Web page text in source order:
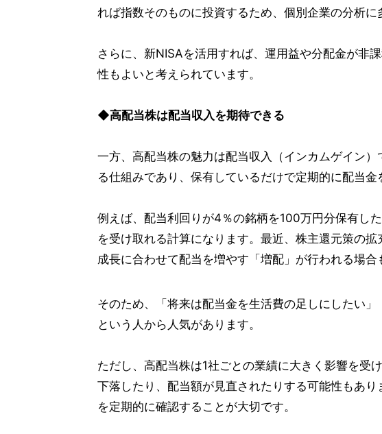
れば指数そのものに投資するため、個別企業の分析に
さらに、新NISAを活用すれば、運用益や分配金が非
性もよいと考えられています。
◆高配当株は配当収入を期待できる
一方、高配当株の魅力は配当収入（インカムゲイン
る仕組みであり、保有しているだけで定期的に配当金
例えば、配当利回りが4％の銘柄を100万円分保有し
を受け取れる計算になります。最近、株主還元策の
成長に合わせて配当を増やす「増配」が行われる場合
そのため、「将来は配当金を生活費の足しにしたい」
という人から人気があります。
ただし、高配当株は1社ごとの業績に大きく影響を受
下落したり、配当額が見直されたりする可能性もあ
を定期的に確認することが大切です。